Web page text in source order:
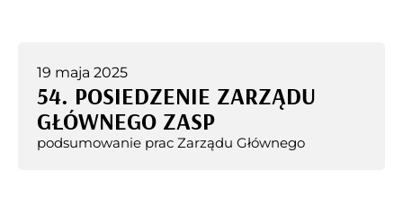
19 maja 2025
54. POSIEDZENIE ZARZĄDU
GŁÓWNEGO ZASP
podsumowanie prac Zarządu Głównego